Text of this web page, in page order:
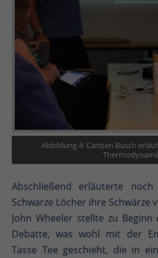
Abbildung 4: Carsten Busch
Abschließend erläuterte
Schwarze Löcher ihre Schwärze
John Wheeler stellte zu Beginn
Debatte, was wohl mit der
Tasse Tee geschieht, die in